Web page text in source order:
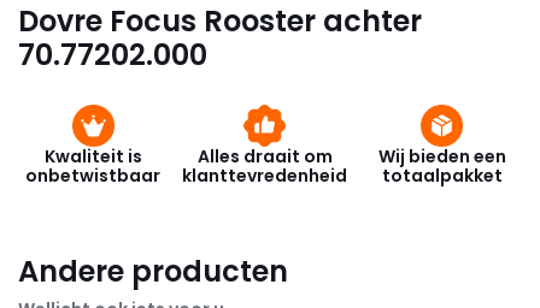
Dovre Focus Rooster achter
70.77202.000
Kwaliteit is
onbetwistbaar
Alles draait om
klanttevredenheid
Wij bieden een
totaalpakket
Andere producten